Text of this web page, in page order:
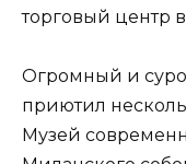
торговый центр
Огромный и
приютил
Музей